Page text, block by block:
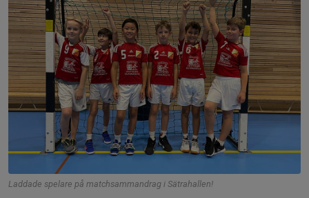
Laddade spelare på matchsammandrag i Sätrahallen!